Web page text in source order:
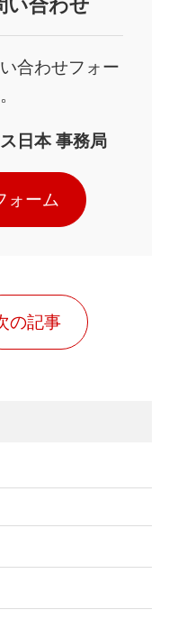
い合わせ
合わせフォー
日本 事務局
ォーム
の記事